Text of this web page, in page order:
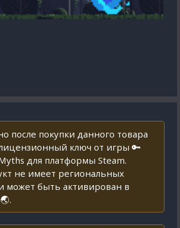
после покупки данного товара
ключ от игры 🔑
для платформы Steam.
не имеет региональных
может быть активирован в